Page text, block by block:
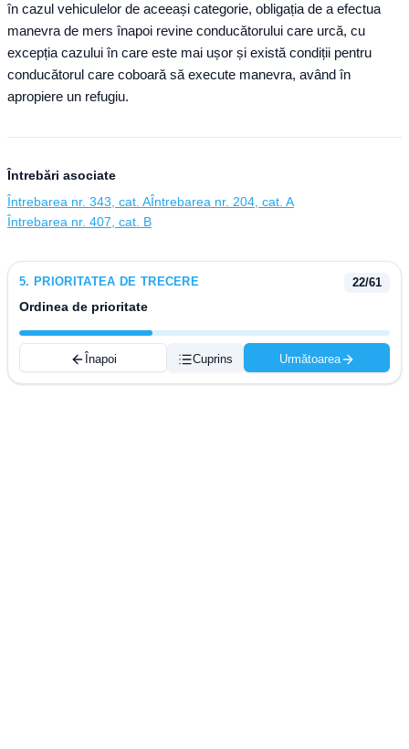
în cazul vehiculelor de aceeași categorie, obligația de a efectua
manevra de mers înapoi revine conducătorului care urcă, cu
excepția cazului în care este mai ușor și există condiții pentru
conducătorul care coboară să execute manevra, având în
apropiere un refugiu.
Întrebări asociate
Întrebarea nr. 343, cat. AÎntrebarea nr. 204, cat. A
Întrebarea nr. 407, cat. B
5. PRIORITATEA DE TRECERE
Ordinea de prioritate
22/61
Înapoi Cuprins Următoarea